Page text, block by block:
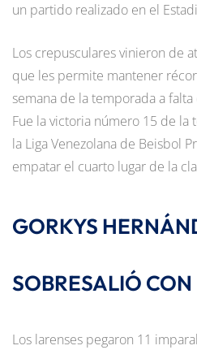
un partido realizado en el
Los crepusculares vinieron de
que les permite mantener
semana de la temporada a
Fue la victoria número 15 de
la Liga Venezolana de Beisbol
empatar el cuarto lugar de la
GORKYS
SOBRESALIÓ CON
Los larenses pegaron 11